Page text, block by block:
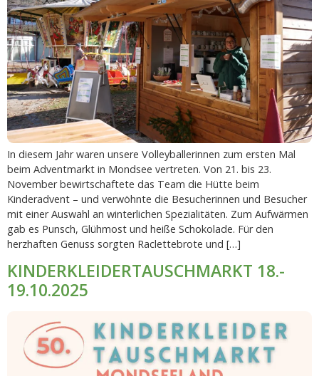
In diesem Jahr waren unsere Volleyballerinnen zum ersten Mal
beim Adventmarkt in Mondsee vertreten. Von 21. bis 23.
November bewirtschaftete das Team die Hütte beim
Kinderadvent – und verwöhnte die Besucherinnen und Besucher
mit einer Auswahl an winterlichen Spezialitäten. Zum Aufwärmen
gab es Punsch, Glühmost und heiße Schokolade. Für den
herzhaften Genuss sorgten Raclettebrote und […]
KINDERKLEIDERTAUSCHMARKT 18.-
19.10.2025